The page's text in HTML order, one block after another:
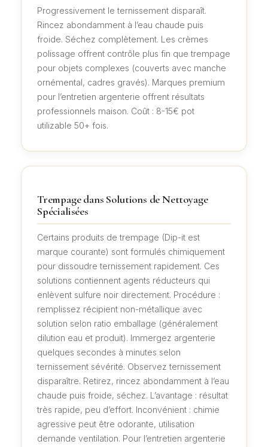
Progressivement le ternissement disparaît.
Rincez abondamment à l’eau chaude puis
froide. Séchez complètement. Les crèmes
polissage offrent contrôle plus fin que trempage
pour objets complexes (couverts avec manche
ornémental, cadres gravés). Marques premium
pour l’entretien argenterie offrent résultats
professionnels maison. Coût : 8-15€ pot
utilizable 50+ fois.
Trempage dans Solutions de Nettoyage
Spécialisées
Certains produits de trempage (Dip-it est
marque courante) sont formulés chimiquement
pour dissoudre ternissement rapidement. Ces
solutions contiennent agents réducteurs qui
enlèvent sulfure noir directement. Procédure :
remplissez récipient non-métallique avec
solution selon ratio emballage (généralement
dilution eau et produit). Immergez argenterie
quelques secondes à minutes selon
ternissement sévérité. Observez ternissement
disparaître. Retirez, rincez abondamment à l’eau
chaude puis froide, séchez. L’avantage : résultat
très rapide, peu d’effort. Inconvénient : chimie
agressive peut être odorante, utilisation
demande ventilation. Pour l’entretien argenterie